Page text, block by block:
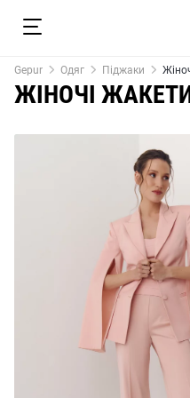
Gepur Одяг Піджаки
ЖІНОЧІ